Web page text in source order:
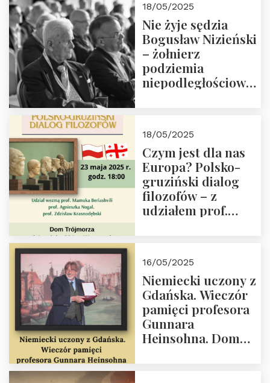
18/05/2025
Nie żyje sędzia
Bogusław Nizieński
– żołnierz
podziemia
niepodległościowego
społeczny, członek
Kapituły Nagrody
im. Prezydenta
Lecha
Kaczyńskiego.
Wielki autorytet.
18/05/2025
Czym jest dla nas
Europa? Polsko-
gruziński dialog
filozofów – z
udziałem prof.
Dom Trójmorza 23
maja 2025 r. godz.
18:00.
16/05/2025
Niemiecki uczony z
Gdańska. Wieczór
pamięci profesora
Gunnara
Heinsohna. Dom